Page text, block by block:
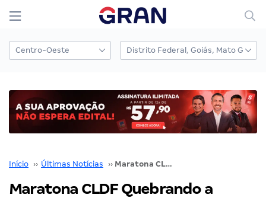
Início ›› Últimas Notícias ›› Maratona CLDF Quebrando a Banca: Acompanhe as aulas de Regimento Interno e Gramática. Hoje, a partir das 19 horas. Não perca!
Maratona CLDF Quebrando a